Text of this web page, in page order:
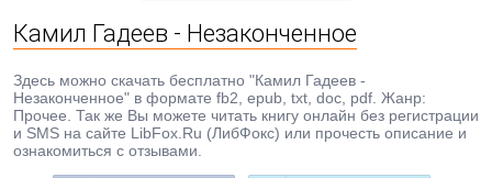
Камил Гадеев - Незаконченное
Здесь можно скачать бесплатно "Камил Гадеев -
Незаконченное" в формате fb2, epub, txt, doc, pdf. Жанр:
Прочее. Так же Вы можете читать книгу онлайн без регистрации
и SMS на сайте LibFox.Ru (ЛибФокс) или прочесть описание и
ознакомиться с отзывами.